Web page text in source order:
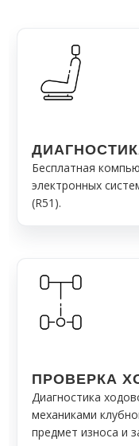
Бесплатная
электронных
(R51).
ПРОВЕРКА
Диагностика
механиками
предмет износа и